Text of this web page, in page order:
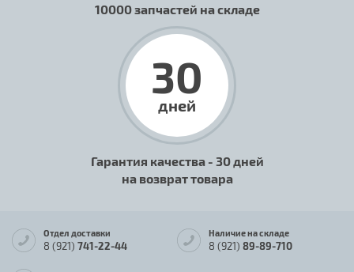
10000 запчастей на складе
30
дней
Гарантия качества - 30 дней
на возврат товара
Отдел доставки
8 (921) 741-22-44
Наличие на складе
8 (921) 89-89-710